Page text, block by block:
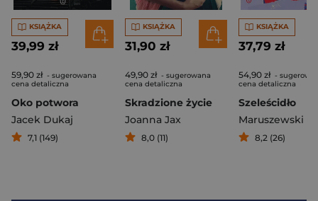
KSIĄŻKA
39,99 zł
59,90 zł - sugerowana
cena detaliczna
Oko potwora
Jacek Dukaj
7,1 (149)
KSIĄŻKA
31,90 zł
49,90 zł - sugerowana
cena detaliczna
Skradzione życie
Joanna Jax
8,0 (11)
KSIĄŻKA
37,79 zł
54,90 zł -
cena detaliczna
Szeleścidło
8,2 (26)